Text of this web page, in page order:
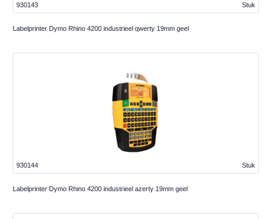
Stuk
930143
Labelprinter Dymo Rhino 4200 industrieel qwerty 19mm geel
Stuk
930144
Labelprinter Dymo Rhino 4200 industrieel azerty 19mm geel